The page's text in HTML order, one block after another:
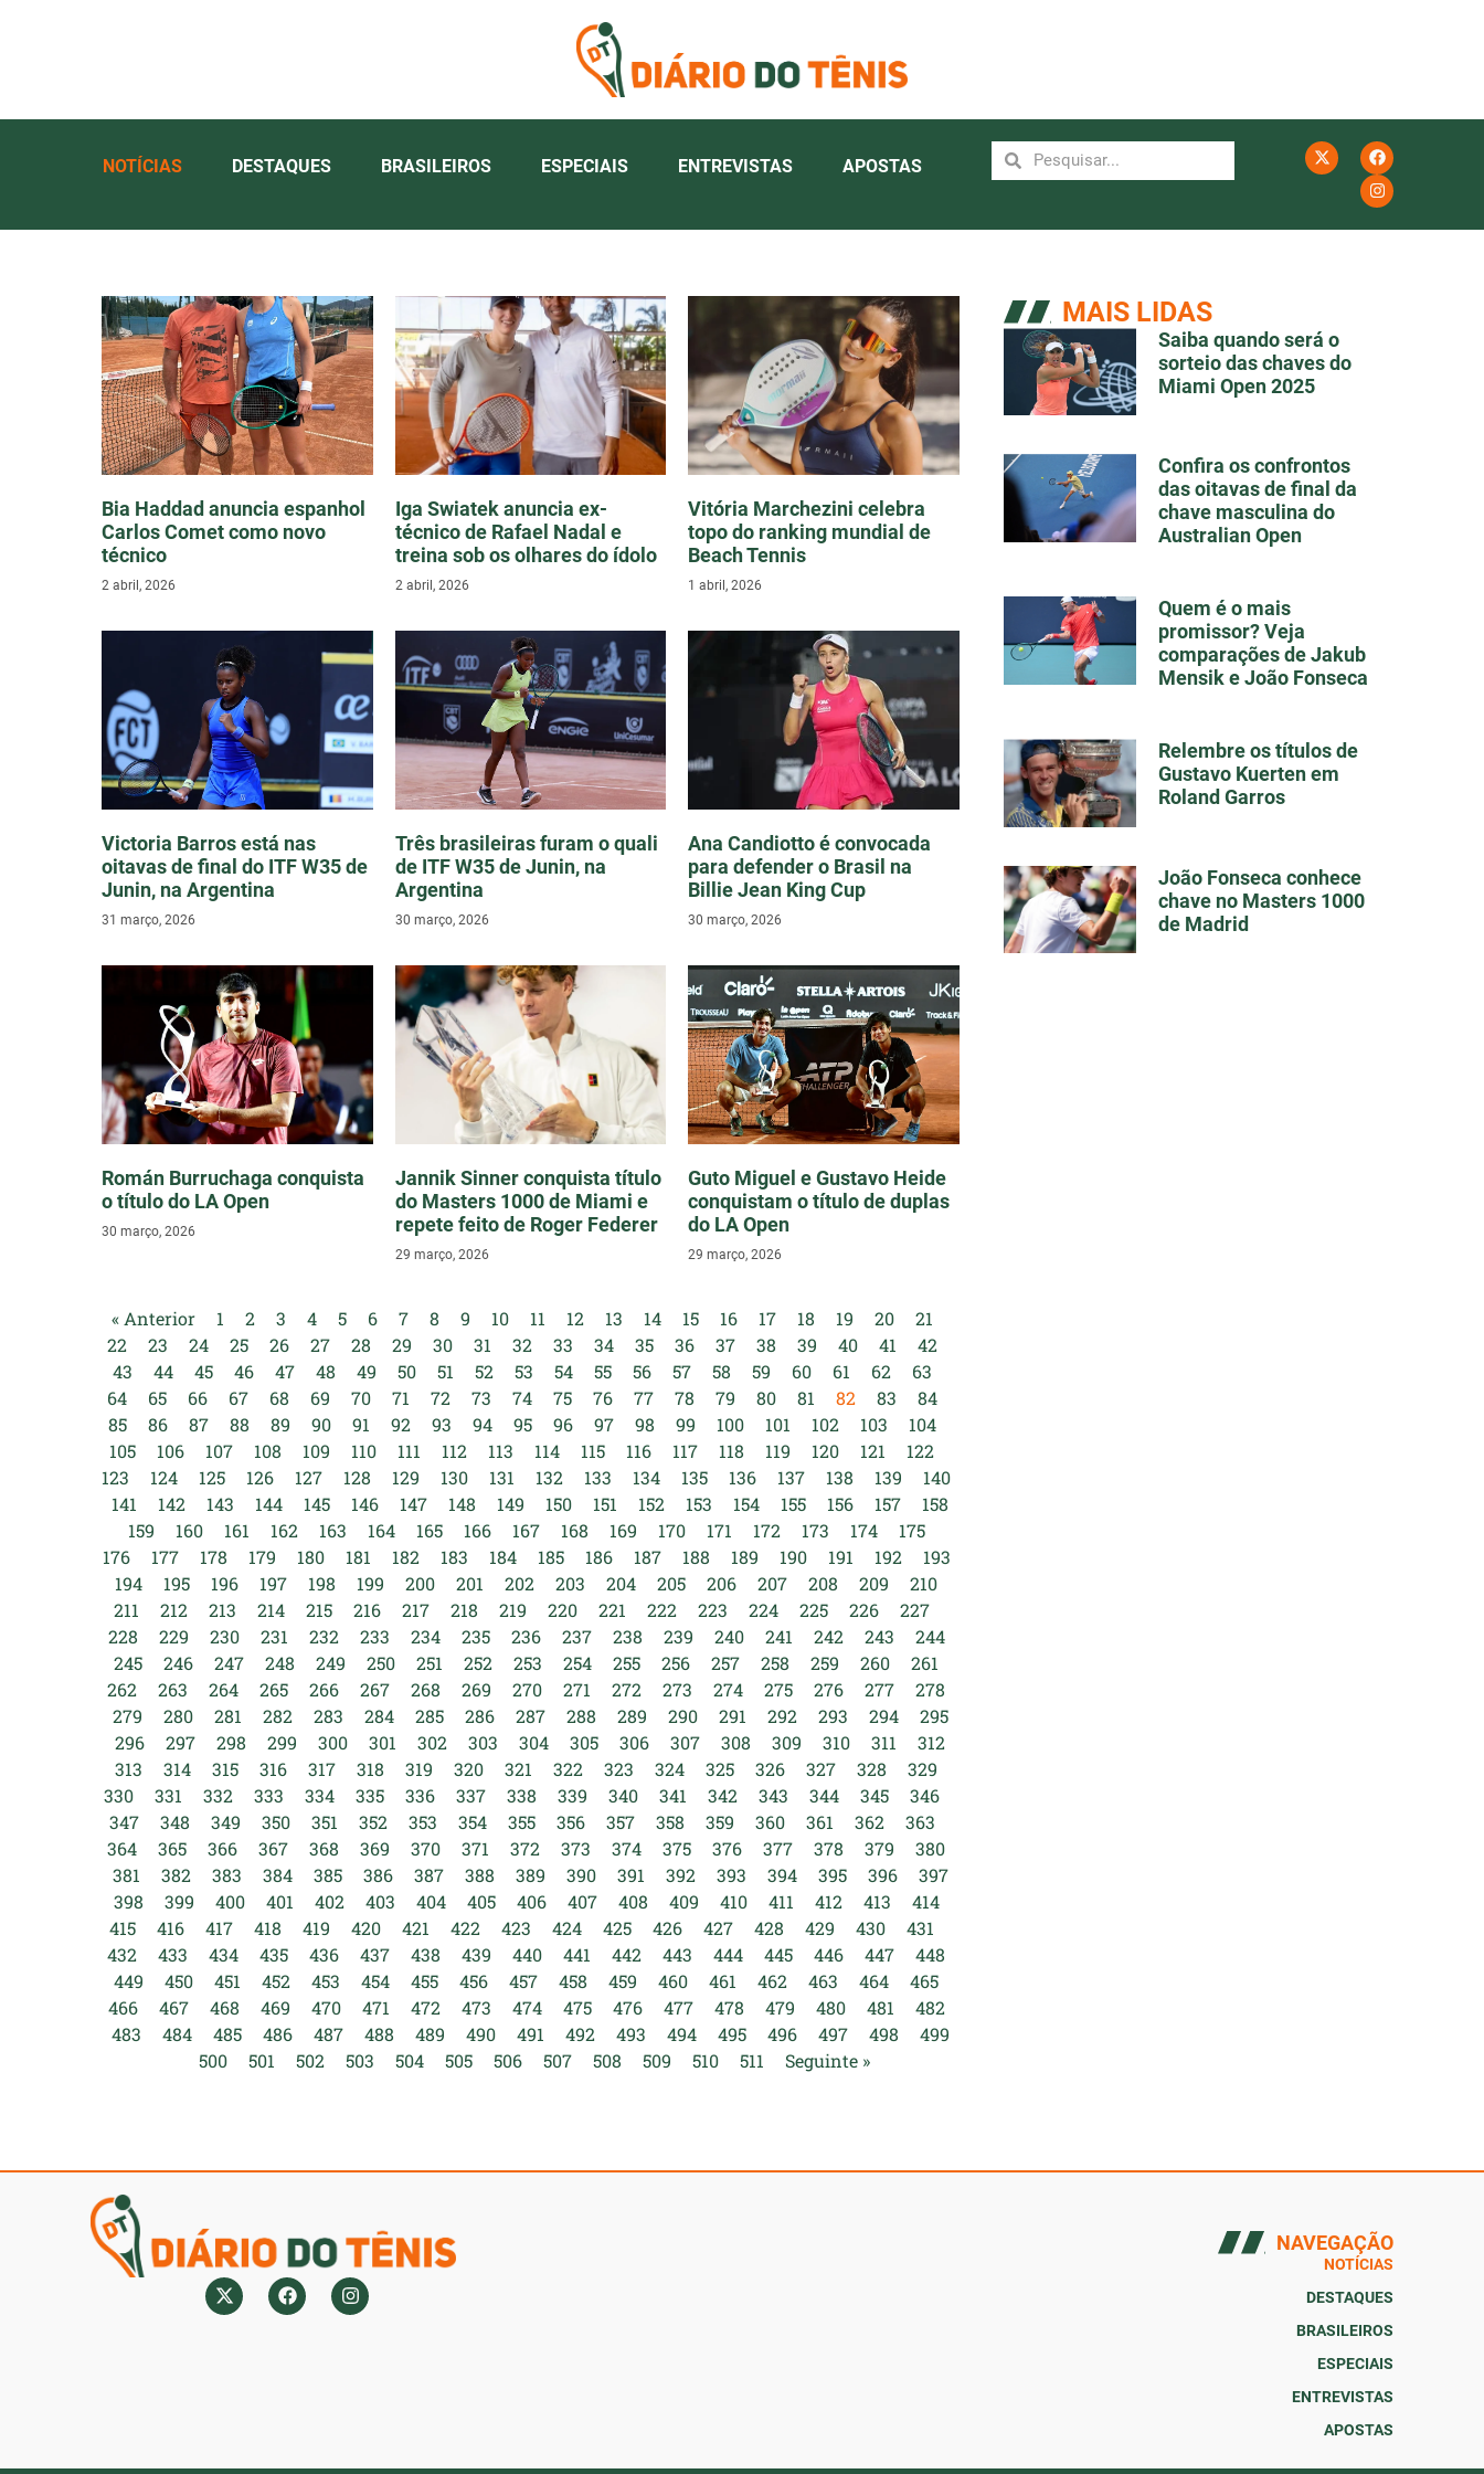
NOTÍCIAS DESTAQUES BRASILEIROS ESPECIAIS ENTREVISTAS APOSTAS
Bia Haddad anuncia espanhol
Carlos Comet como novo
técnico
2 abril, 2026
Iga Swiatek anuncia ex-
técnico de Rafael Nadal e
treina sob os olhares do ídolo
2 abril, 2026
Vitória Marchezini celebra
topo do ranking mundial de
Beach Tennis
1 abril, 2026
Victoria Barros está nas
oitavas de final do ITF W35 de
Junin, na Argentina
31 março, 2026
Três brasileiras furam o quali
de ITF W35 de Junin, na
Argentina
30 março, 2026
Ana Candiotto é convocada
para defender o Brasil na
Billie Jean King Cup
30 março, 2026
Román Burruchaga conquista
o título do LA Open
30 março, 2026
Jannik Sinner conquista título
do Masters 1000 de Miami e
repete feito de Roger Federer
29 março, 2026
Guto Miguel e Gustavo Heide
conquistam o título de duplas
do LA Open
29 março, 2026
« Anterior 1 2 3 4 5 6 7 8 9 10 11 12 13 14 15 16 17 18 19 20
21
22
23 24 25 26 27 28 29 30 31 32 33 34 35 36 37 38 39 40 41
42
43
44 45 46 47 48 49 50 51 52 53 54 55 56 57 58 59 60 61 62
63
64
65 66 67 68 69 70 71 72 73 74 75 76 77 78 79 80 81 82 83
84
85
86 87 88 89 90 91 92 93 94 95 96 97 98 99 100 101 102 103
104
105
106 107 108 109 110 111 112 113 114 115 116 117 118 119 120 121
122
123
124 125 126 127 128 129 130 131 132 133 134 135 136 137 138 139
140
141
142 143 144 145 146 147 148 149 150 151 152 153 154 155 156 157
158
159
160 161 162 163 164 165 166 167 168 169 170 171 172 173 174
175
176
177 178 179 180 181 182 183 184 185 186 187 188 189 190 191 192
193
194
195 196 197 198 199 200 201 202 203 204 205 206 207 208 209
210
211
212 213 214 215 216 217 218 219 220 221 222 223 224 225 226
227
228
229 230 231 232 233 234 235 236 237 238 239 240 241 242 243
244
245
246 247 248 249 250 251 252 253 254 255 256 257 258 259 260
261
262
263 264 265 266 267 268 269 270 271 272 273 274 275 276 277
278
279
280 281 282 283 284 285 286 287 288 289 290 291 292 293 294
295
296
297 298 299 300 301 302 303 304 305 306 307 308 309 310 311
312
313
314 315 316 317 318 319 320 321 322 323 324 325 326 327 328
329
330
331 332 333 334 335 336 337 338 339 340 341 342 343 344 345
346
347
348 349 350 351 352 353 354 355 356 357 358 359 360 361 362
363
364
365 366 367 368 369 370 371 372 373 374 375 376 377 378 379
380
381
382 383 384 385 386 387 388 389 390 391 392 393 394 395 396
397
398
399 400 401 402 403 404 405 406 407 408 409 410 411 412 413
414
415
416 417 418 419 420 421 422 423 424 425 426 427 428 429 430
431
432
433 434 435 436 437 438 439 440 441 442 443 444 445 446 447
448
449
450 451 452 453 454 455 456 457 458 459 460 461 462 463 464
465
466
467 468 469 470 471 472 473 474 475 476 477 478 479 480 481
482
483
484 485 486 487 488 489 490 491 492 493 494 495 496 497 498
499
500
501 502 503 504 505 506 507 508 509 510 511 Seguinte »
MAIS LIDAS
Saiba quando será o
sorteio das chaves do
Miami Open 2025
Confira os confrontos
das oitavas de final da
chave masculina do
Australian Open
Quem é o mais
promissor? Veja
comparações de Jakub
Mensik e João Fonseca
Relembre os títulos de
Gustavo Kuerten em
Roland Garros
João Fonseca conhece
chave no Masters 1000
de Madrid
NAVEGAÇÃO
NOTÍCIAS
DESTAQUES
BRASILEIROS
ESPECIAIS
ENTREVISTAS
APOSTAS